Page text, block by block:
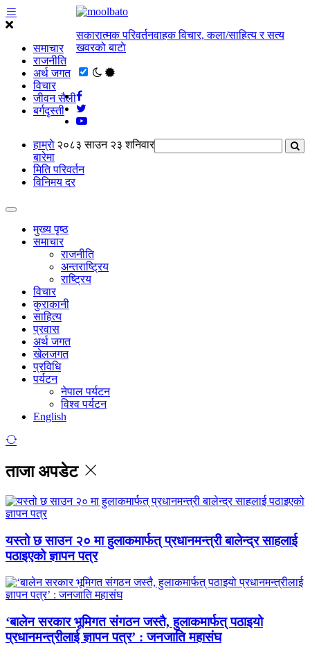
समाचार
राजनीति
अर्थ जगत
विचार
जीवन सैली
बर्गदृस्ती
सकारात्मक परिवर्तनवाहक विचार, कला/साहित्य र सत्य
खवरको बाटाे
२०८३ साउन २३ शनिवार
हाम्राे
बारेमा
मिति परिवर्तन
विनिमय दर
मुख्य पृष्ठ
समाचार
राजनीति
अन्तराष्ट्रिय
राष्ट्रिय
विचार
कुराकानी
साहित्य
प्रवास
अर्थ जगत
खेलजगत
प्रविधि
पर्यटन
नेपाल पर्यटन
विश्व पर्यटन
English
ताजा अपडेट
यस्तो छ साउन २० मा हुलाकमार्फत् प्रधानमन्त्री बालेन्द्र साहलाई
पठाइएको ज्ञापन पत्र
‘बालेन सरकार भूमिगत संगठन जस्तै, हुलाकमार्फत् पठाइयो
प्रधानमन्त्रीलाई ज्ञापन पत्र’ : जनजाति महासंघ